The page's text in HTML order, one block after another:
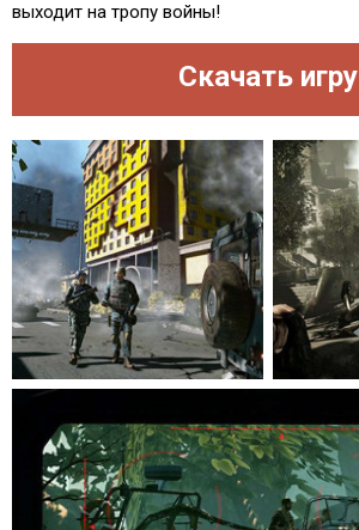
выходит на тропу войны!
Скачать игру